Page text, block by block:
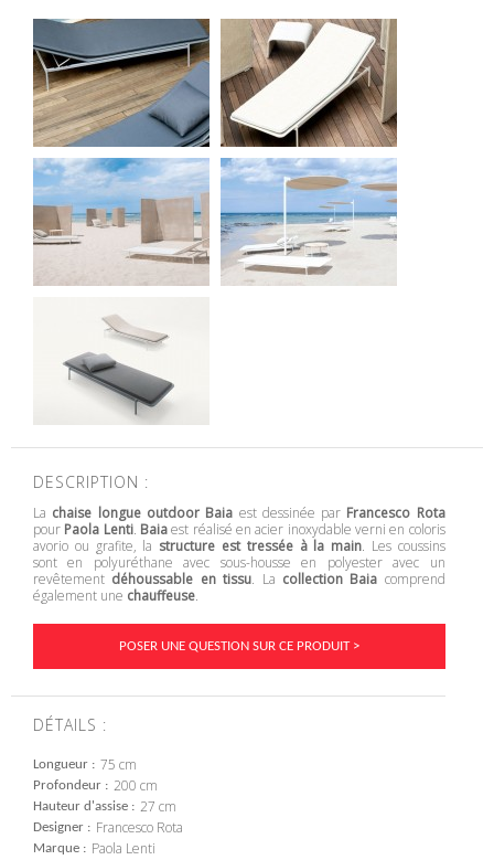
DESCRIPTION :
La chaise longue outdoor Baia est dessinée par Francesco Rota
pour Paola Lenti. Baiaest réalisé en acier inoxydable verni en coloris
avorio ou grafite, la structure est tressée à la main. Les coussins
sont en polyuréthane avec sous-housse en polyester avec un
revêtement déhoussable en tissu. La collection Baia comprend
également une chauffeuse.
POSER UNE QUESTION SUR CE PRODUIT >
DÉTAILS :
Longueur 75 cm
Profondeur 200 cm
Hauteur d'assise 27 cm
Designer Francesco Rota
Marque Paola Lenti